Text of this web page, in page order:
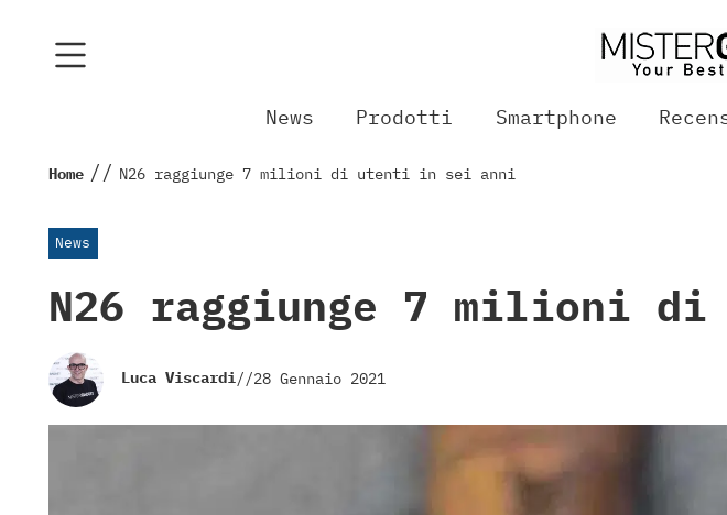
News Prodotti Smartphone
Home // N26 raggiunge 7 milioni di utenti in sei anni
News
N26 raggiunge 7 milioni
Luca Viscardi//28 Gennaio 2021